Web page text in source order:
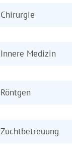
Chirurgie
Innere Medizin
Röntgen
Zuchtbetreuung